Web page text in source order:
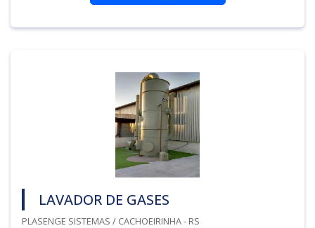
LAVADOR DE GASES
PLASENGE SISTEMAS / CACHOEIRINHA - RS